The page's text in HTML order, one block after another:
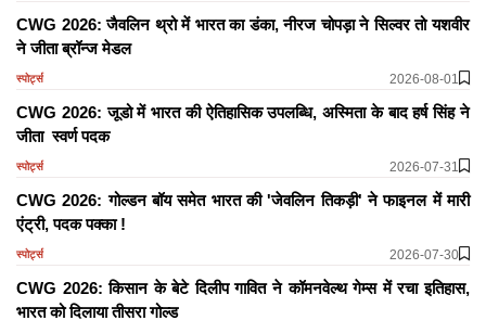
CWG 2026: जैवलिन थ्रो में भारत का डंका, नीरज चोपड़ा ने सिल्वर तो यशवीर
ने जीता ब्रॉन्ज मेडल
स्पोर्ट्स 2026-08-01
CWG 2026: जूडो में भारत की ऐतिहासिक उपलब्धि, अस्मिता के बाद हर्ष सिंह ने
जीता स्वर्ण पदक
स्पोर्ट्स 2026-07-31
CWG 2026: गोल्डन बॉय समेत भारत की 'जेवलिन तिकड़ी' ने फाइनल में मारी
एंट्री, पदक पक्का !
स्पोर्ट्स 2026-07-30
CWG 2026: किसान के बेटे दिलीप गावित ने कॉमनवेल्थ गेम्स में रचा इतिहास,
भारत को दिलाया तीसरा गोल्ड